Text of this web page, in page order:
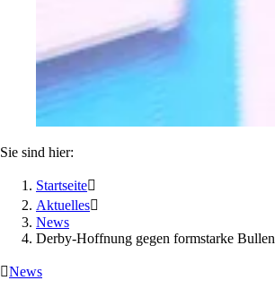
Sie sind hier:
Startseite
Aktuelles
News
Derby-Hoffnung gegen formstarke Bullen
News